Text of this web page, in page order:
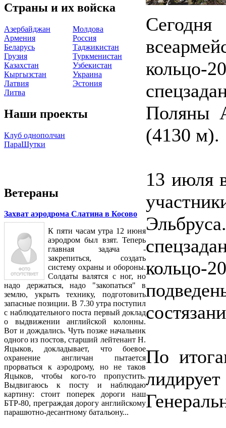
Страны и их войска
Азербайджан
Армения
Беларусь
Грузия
Казахстан
Кыргызстан
Латвия
Литва
Молдова
Россия
Таджикистан
Туркменистан
Узбекистан
Украина
Эстония
Наши проекты
Клуб однополчан
ПараШутки
Ветераны
Захват аэродрома Слатина в Косово
К пяти часам утра 12 июня
аэродром был взят. Теперь
главная задача -
закрепиться, создать
систему охраны и обороны.
Солдаты валятся с ног, но
надо держаться, надо "закопаться" в
землю, укрыть технику, подготовить
запасные позиции. В 7.30 утра поступил
с наблюдательного поста первый доклад
о выдвижении английской колонны.
Вот и дождались. Чуть позже начальник
одного из постов, старший лейтенант Н.
Яцыков, докладывает, что боевое
охранение англичан пытается
прорваться к аэродрому, но не таков
Яцыков, чтобы кого-то пропустить.
Выдвигаюсь к посту и наблюдаю
картину: стоит поперек дороги наш
БТР-80, преграждая дорогу английскому
парашютно-десантному батальону...
кольцо-
Поляны
(4130 м).
13 июля
По